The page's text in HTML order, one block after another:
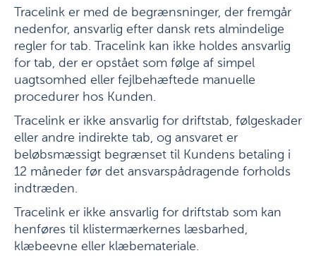
Tracelink er med de begrænsninger, der fremgår
nedenfor, ansvarlig efter dansk rets almindelige
regler for tab. Tracelink kan ikke holdes ansvarlig
for tab, der er opstået som følge af simpel
uagtsomhed eller fejlbehæftede manuelle
procedurer hos Kunden.
Tracelink er ikke ansvarlig for driftstab, følgeskader
eller andre indirekte tab, og ansvaret er
beløbsmæssigt begrænset til Kundens betaling i
12 måneder før det ansvarspådragende forholds
indtræden.
Tracelink er ikke ansvarlig for driftstab som kan
henføres til klistermærkernes læsbarhed,
klæbeevne eller klæbemateriale.